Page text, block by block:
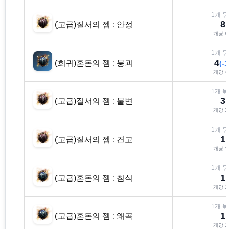
(고급)질서의 젬 : 안정
1개
8
개당
(희귀)혼돈의 젬 : 붕괴
1개
4(-
개당
(고급)질서의 젬 : 불변
1개
3
개당
(고급)질서의 젬 : 견고
1개
1
개당
(고급)혼돈의 젬 : 침식
1개
1
개당
(고급)혼돈의 젬 : 왜곡
1개
1
개당